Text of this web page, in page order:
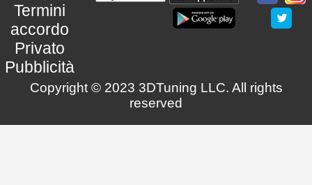
Termini
accordo
Privato
Pubblicità
Copyright © 2023 3DTuning LLC. All rights
reserved